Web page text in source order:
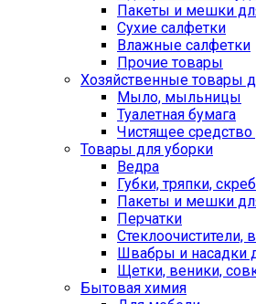
Пакеты и мешки
Сухие салфетки
Влажные салфетки
Прочие товары
Хозяйственные товары
Мыло, мыльницы
Туалетная бумага
Чистящее средство
Товары для уборки
Ведра
Губки, тряпки,
Пакеты и мешки
Перчатки
Стеклоочистители,
Швабры и насадки
Щетки, веники,
Бытовая химия